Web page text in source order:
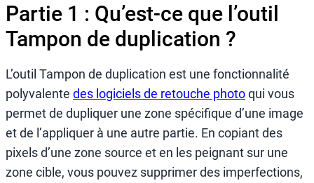
Partie 1 : Qu’est-ce que l’outil
Tampon de duplication ?
L’outil Tampon de duplication est une fonctionnalité
polyvalente des logiciels de retouche photoqui vous
permet de dupliquer une zone spécifique d’une image
et de l’appliquer à une autre partie. En copiant des
pixels d’une zone source et en les peignant sur une
zone cible, vous pouvez supprimer des imperfections,